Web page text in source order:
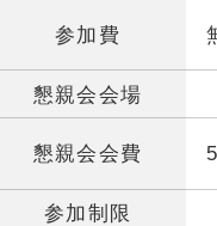
参加費
懇親会会場
懇親会会費
参加制限